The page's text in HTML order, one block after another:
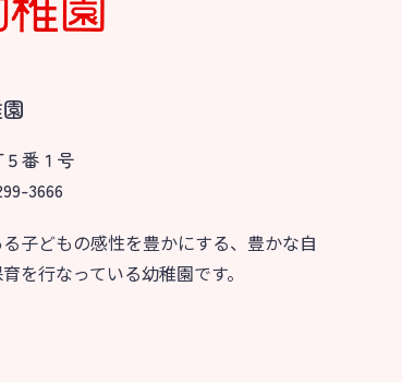
番１号
3666
子どもの感性を豊かにする、豊かな自
を行なっている幼稚園です。
保育
育［ヒラソル ]